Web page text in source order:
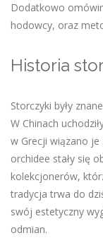
Dodatkowo
hodowcy, oraz
Historia
Storczyki były
W Chinach
w Grecji wiązano je
orchidee stały się
kolekcjonerów,
tradycja trwa do
swój estetyczny
odmian.